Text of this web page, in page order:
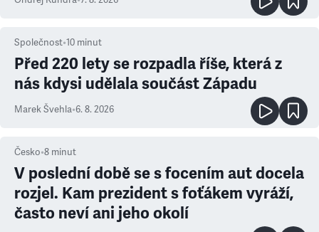
Společnost•10 minut
Před 220 lety se rozpadla říše, která z
nás kdysi udělala součást Západu
Marek Švehla•6. 8. 2026
Česko•8 minut
V poslední době se s focením aut docela
rozjel. Kam prezident s foťákem vyráží,
často neví ani jeho okolí